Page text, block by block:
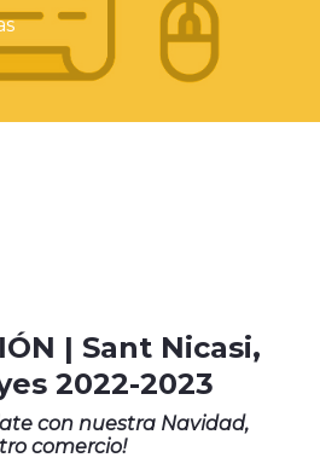
| Sant Nicasi,
2022-2023
con nuestra Navidad,
comercio!